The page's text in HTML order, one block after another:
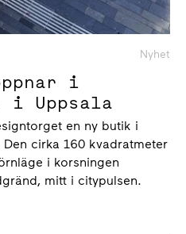
Nyhet
i
i Uppsala
en ny butik i
cirka 160 kvadratmeter
i korsningen
mitt i citypulsen.